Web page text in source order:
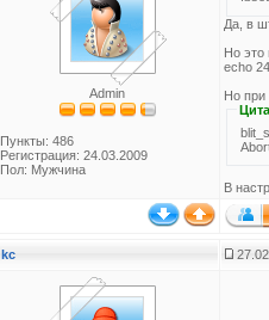
Admin
Пункты: 486
Регистрация: 24.03.2009
Пол: Мужчина
Да, в
Но это
echo
Но при
В
kc